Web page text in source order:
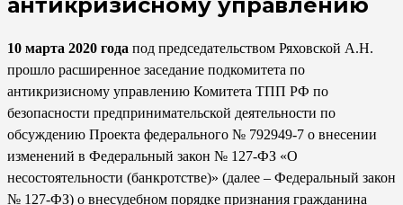
10 марта 2020 года под председательством Ряховской А.Н.
прошло расширенное заседание подкомитета по
антикризисному управлению Комитета ТПП РФ по
безопасности предпринимательской деятельности по
обсуждению Проекта федерального № 792949-7 о внесении
изменений в Федеральный закон № 127-ФЗ «О
несостоятельности (банкротстве)» (далее – Федеральный закон
№ 127-ФЗ) о внесудебном порядке признания гражданина